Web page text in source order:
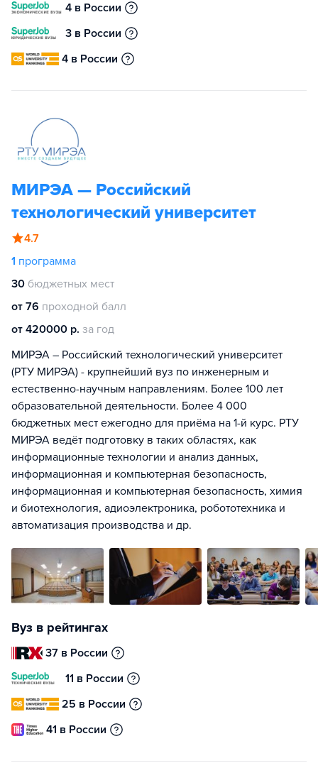
4 в России
3 в России
4 в России
МИРЭА — Российский
технологический университет
4.7
1 программа
30 бюджетных мест
от 76 проходной балл
от 420000 р. за год
МИРЭА – Российский технологический университет
(РТУ МИРЭА) - крупнейший вуз по инженерным и
естественно-научным направлениям. Более 100 лет
образовательной деятельности. Более 4 000
бюджетных мест ежегодно для приёма на 1-й курс. РТУ
МИРЭА ведёт подготовку в таких областях, как
информационные технологии и анализ данных,
информационная и компьютерная безопасность,
информационная и компьютерная безопасность, химия
и биотехнология, адиоэлектроника, робототехника и
автоматизация производства и др.
Вуз в рейтингах
37 в России
11 в России
25 в России
41 в России